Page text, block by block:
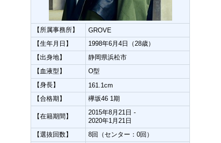
【所属事務所】
GROVE
【生年月日】
1998年6月4日（28歳）
【出身地】
静岡県浜松市
【血液型】
O型
【身長】
161.1cm
【合格期】
欅坂46 1期
【在籍期間】
2015年8月21日 -
2020年1月21日
【選抜回数】
8回（センター：0回）